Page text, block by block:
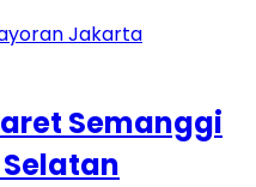
Semanggi